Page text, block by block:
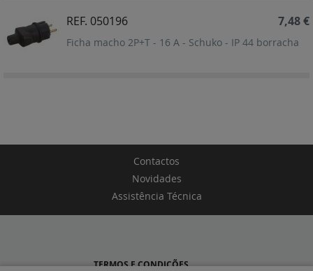
REF. 050196
Ficha macho 2P+T - 16 A - Schuko - IP 44 borracha
7,48 €
Contactos
Novidades
Assistência Técnica
TERMOS E CONDIÇÕES